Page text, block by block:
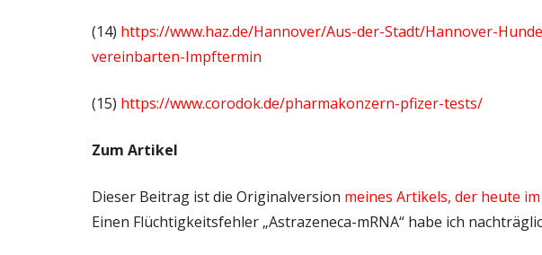
(14) https://www.haz.de/Hannover/Aus-der-Stadt/Hannover-
vereinbarten-Impftermin
(15) https://www.corodok.de/pharmakonzern-pfizer-tests/
Zum Artikel
Dieser Beitrag ist die Originalversion meines Artikels, der heute
Einen Flüchtigkeitsfehler „Astrazeneca-mRNA“ habe ich